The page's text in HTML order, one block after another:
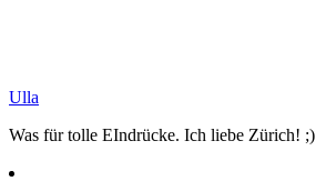
Ulla
Was für tolle EIndrücke. Ich liebe Zürich! ;)